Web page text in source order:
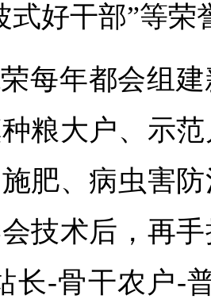
式好干部”等荣
每年都会组
粮大户、示
肥、病虫害
技术后，再
长-骨干农户-